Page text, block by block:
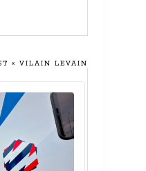
« VILAIN LEVAIN »